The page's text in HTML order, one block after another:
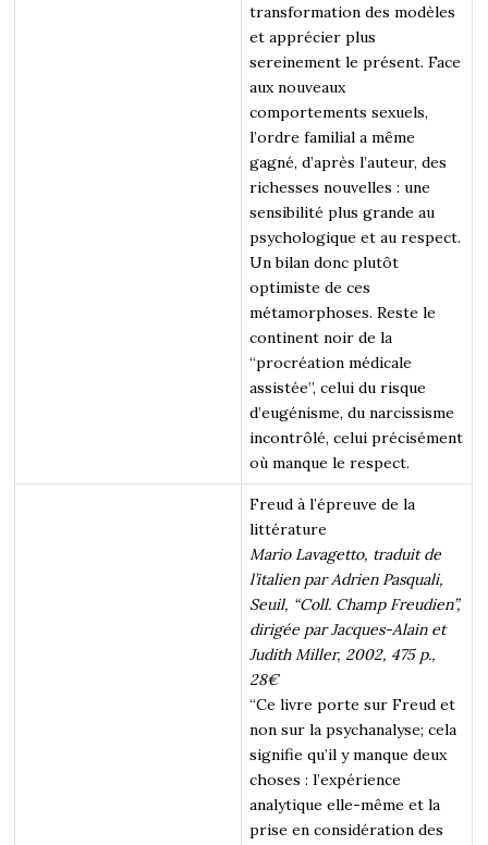
transformation des modèles
et apprécier plus
sereinement le présent. Face
aux nouveaux
comportements sexuels,
l’ordre familial a même
gagné, d’après l’auteur, des
richesses nouvelles : une
sensibilité plus grande au
psychologique et au respect.
Un bilan donc plutôt
optimiste de ces
métamorphoses. Reste le
continent noir de la
“procréation médicale
assistée”, celui du risque
d’eugénisme, du narcissisme
incontrôlé, celui précisément
où manque le respect.
Freud à l’épreuve de la
littérature
Mario Lavagetto, traduit de
l’italien par Adrien Pasquali,
Seuil, “Coll. Champ Freudien”,
dirigée par Jacques-Alain et
Judith Miller, 2002, 475 p.,
28€
“Ce livre porte sur Freud et
non sur la psychanalyse; cela
signifie qu’il y manque deux
choses : l’expérience
analytique elle-même et la
prise en considération des